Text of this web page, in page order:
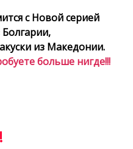
с Новой серией
из Македонии.
больше нигде!!!